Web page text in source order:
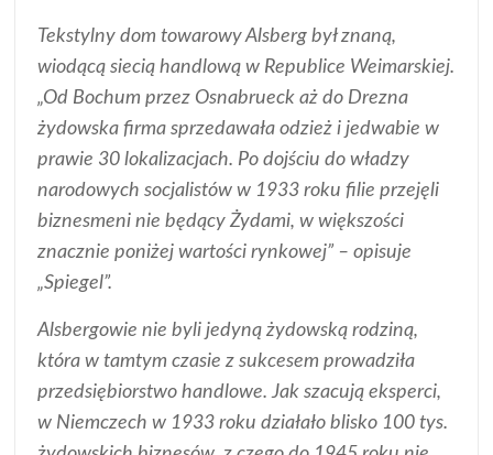
Tekstylny dom towarowy Alsberg był znaną,
wiodącą siecią handlową w Republice Weimarskiej.
„Od Bochum przez Osnabrueck aż do Drezna
żydowska firma sprzedawała odzież i jedwabie w
prawie 30 lokalizacjach. Po dojściu do władzy
narodowych socjalistów w 1933 roku filie przejęli
biznesmeni nie będący Żydami, w większości
znacznie poniżej wartości rynkowej” – opisuje
„Spiegel”.
Alsbergowie nie byli jedyną żydowską rodziną,
która w tamtym czasie z sukcesem prowadziła
przedsiębiorstwo handlowe. Jak szacują eksperci,
w Niemczech w 1933 roku działało blisko 100 tys.